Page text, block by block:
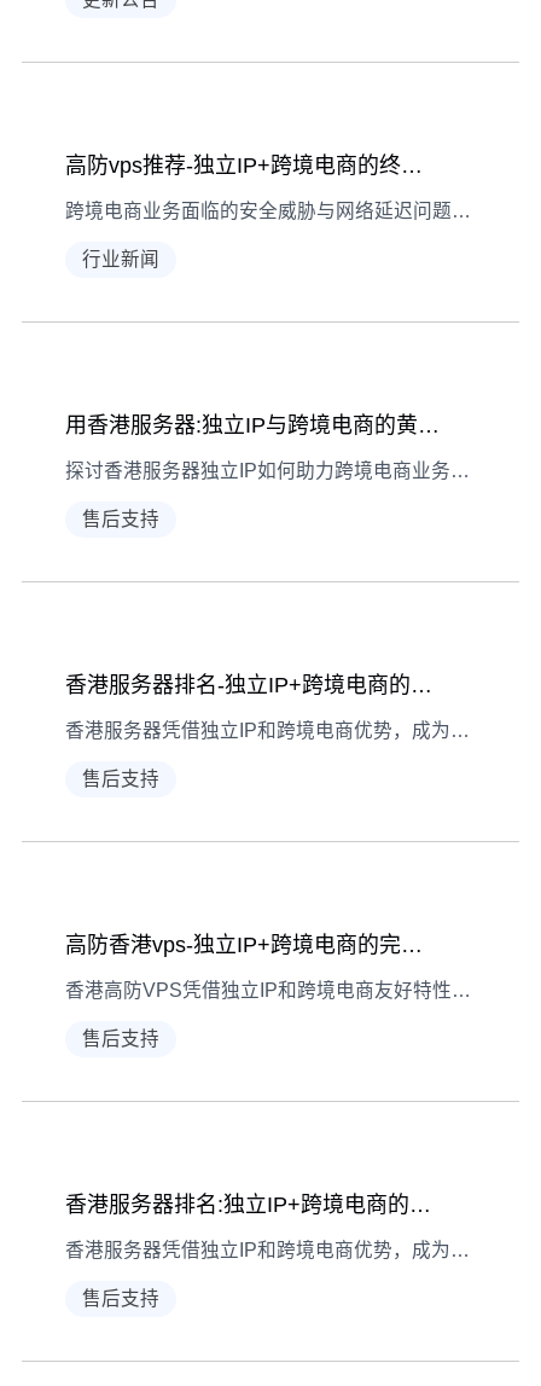
高防vps推荐-独立IP+跨境电商的终极方案
跨境电商业务面临的安全威胁与网络延迟问题，高防香港VPS凭借独立IP和优质网络线路成为最佳解决方案。
行业新闻
用香港服务器:独立IP与跨境电商的黄金组合
探讨香港服务器独立IP如何助力跨境电商业务腾飞
售后支持
香港服务器排名-独立IP+跨境电商的稳定之选
香港服务器凭借独立IP和跨境电商优势，成为企业出海的首选。
售后支持
高防香港vps-独立IP+跨境电商的完美选择
香港高防VPS凭借独立IP和跨境电商友好特性，成为外贸企业首选服务器方案
售后支持
香港服务器排名:独立IP+跨境电商的高性价比方案
香港服务器凭借独立IP和跨境电商优势，成为企业出海首选，本文解析高性价比方案。
售后支持